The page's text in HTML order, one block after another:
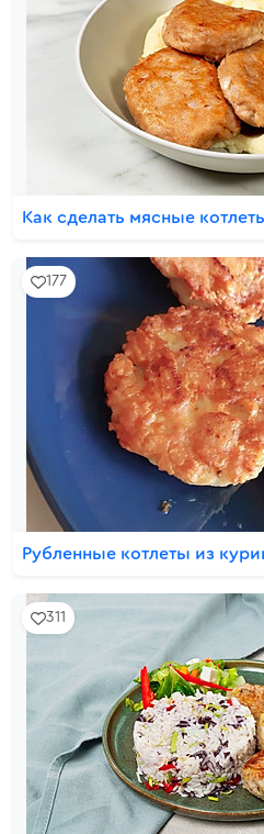
Как сделать мясные
177
Рубленные котлеты из
311